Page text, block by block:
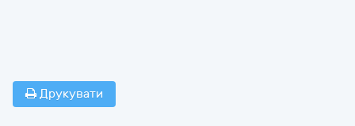
Друкувати